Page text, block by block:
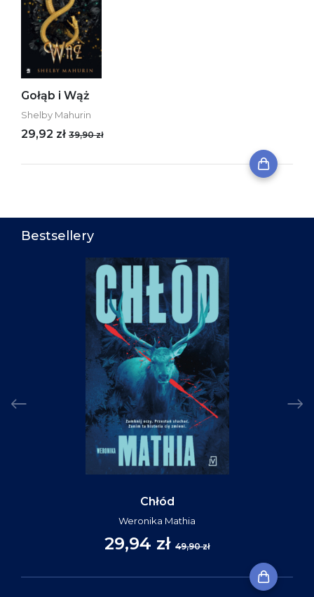
Gołąb i Wąż
Shelby Mahurin
29,92 zł 39,90 zł
Bestsellery
Chłód
Weronika Mathia
29,94 zł 49,90 zł